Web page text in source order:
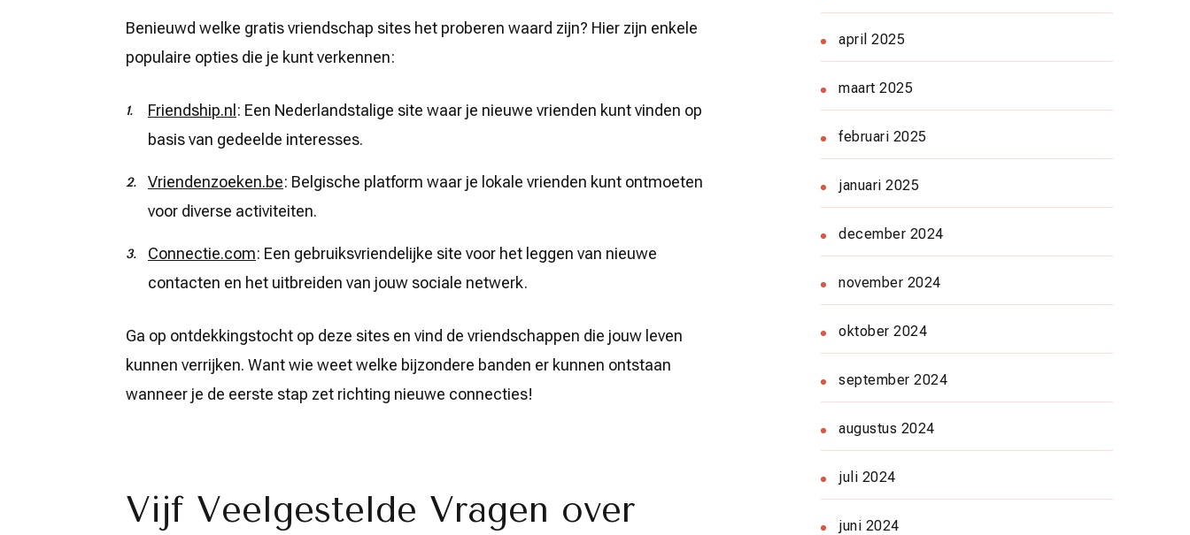
Benieuwd welke gratis vriendschap sites het proberen waard zijn? Hier zijn enkele
populaire opties die je kunt verkennen:
Friendship.nl : Een Nederlandstalige site waar je nieuwe vrienden kunt vinden op
basis van gedeelde interesses.
Vriendenzoeken.be: Belgische platform waar je lokale vrienden kunt ontmoeten
voor diverse activiteiten.
Connectie.com: Een gebruiksvriendelijke site voor het leggen van nieuwe
contacten en het uitbreiden van jouw sociale netwerk.
Ga op ontdekkingstocht op deze sites en vind de vriendschappen die jouw leven
kunnen verrijken. Want wie weet welke bijzondere banden er kunnen ontstaan
wanneer je de eerste stap zet richting nieuwe connecties!
Vijf Veelgestelde Vragen over
april 2025
maart 2025
februari 2025
januari 2025
december 2024
november 2024
oktober 2024
september 2024
augustus 2024
juli 2024
juni 2024